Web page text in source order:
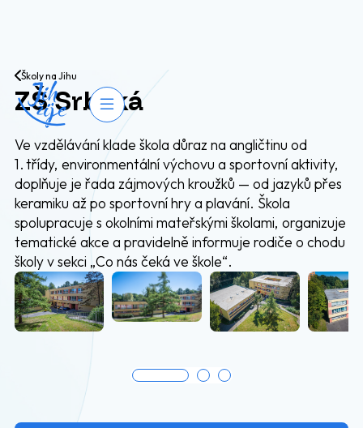
Přejít na obsah
Otevřít navigaci
Školy na Jihu
ZŠ Srbská
Ve vzdělávání klade škola důraz na angličtinu od
1. třídy, environmentální výchovu a sportovní aktivity,
doplňuje je řada zájmových kroužků — od jazyků přes
keramiku až po sportovní hry a plavání. Škola
spolupracuje s okolními mateřskými školami, organizuje
tematické akce a pravidelně informuje rodiče o chodu
školy v sekci „Co nás čeká ve škole“.